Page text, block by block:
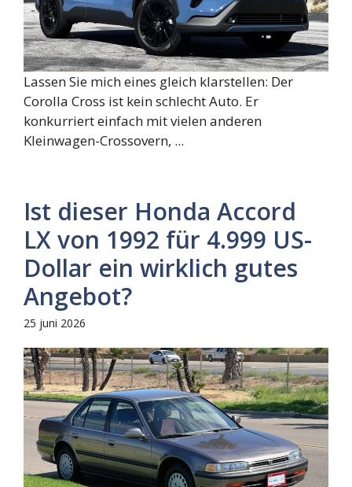
Lassen Sie mich eines gleich klarstellen: Der
Corolla Cross ist kein schlecht Auto. Er
konkurriert einfach mit vielen anderen
Kleinwagen-Crossovern, ...
Ist dieser Honda Accord
LX von 1992 für 4.999 US-
Dollar ein wirklich gutes
Angebot?
25 juni 2026